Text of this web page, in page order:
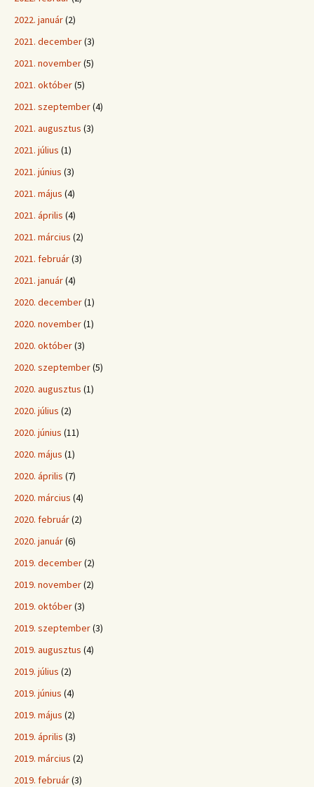
2022. január(2)
2021. december(3)
2021. november(5)
2021. október(5)
2021. szeptember(4)
2021. augusztus (3)
2021. július (1)
2021. június (3)
2021. május (4)
2021. április (4)
2021. március (2)
2021. február(3)
2021. január(4)
2020. december(1)
2020. november(1)
2020. október(3)
2020. szeptember(5)
2020. augusztus (1)
2020. július (2)
2020. június (11)
2020. május (1)
2020. április (7)
2020. március (4)
2020. február(2)
2020. január(6)
2019. december(2)
2019. november(2)
2019. október(3)
2019. szeptember(3)
2019. augusztus (4)
2019. július (2)
2019. június (4)
2019. május (2)
2019. április (3)
2019. március (2)
2019. február(3)